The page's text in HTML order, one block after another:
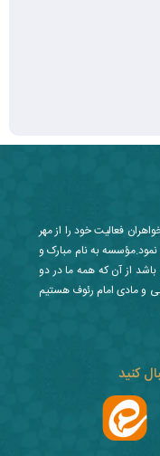
کنید
فعالیت خود را از مهر
نمود.مؤسسه به نام مبارک و
از آن که همه ما در دو
و مادی امام رئوف هستیم